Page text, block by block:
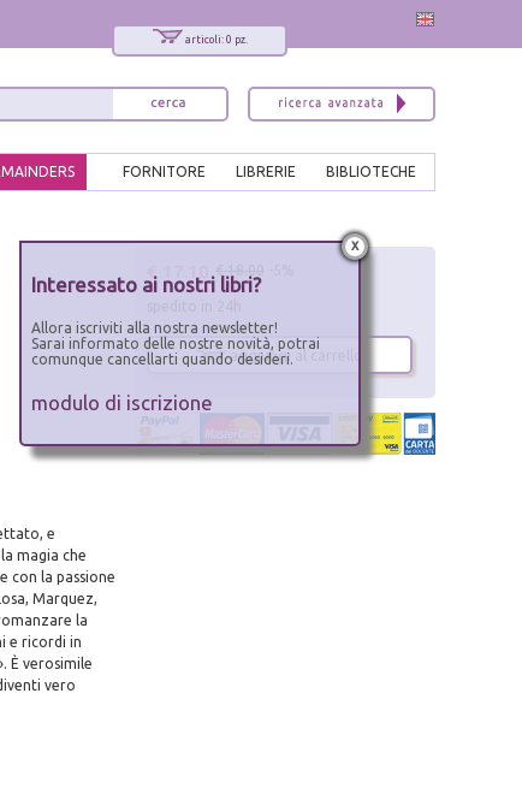
articoli: 0 pz.
BIBLIOTECHE
LIBRERIE
FORNITORE
e
magia che
con la passione
Marquez,
la
e ricordi in
È verosimile
vero
€ 17.10
aggiungi al carrello
x
Interessato ai nostri libri?
Allora iscriviti alla nostra newsletter!
Sarai informato delle nostre novità, potrai
comunque cancellarti quando desideri.
modulo di iscrizione